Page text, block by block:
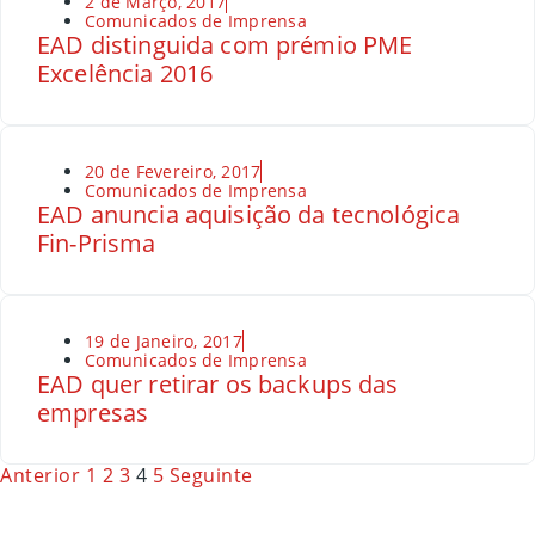
Comunicados de Imprensa
EAD distinguida com prémio PME
Excelência 2016
20 de Fevereiro, 2017
Comunicados de Imprensa
EAD anuncia aquisição da tecnológica
Fin-Prisma
19 de Janeiro, 2017
Comunicados de Imprensa
EAD quer retirar os backups das
empresas
Anterior 1 2 3 4 5 Seguinte